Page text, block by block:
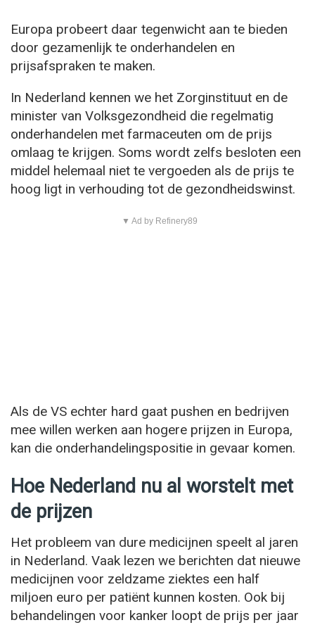
Europa probeert daar tegenwicht aan te bieden
door gezamenlijk te onderhandelen en
prijsafspraken te maken.
In Nederland kennen we het Zorginstituut en de
minister van Volksgezondheid die regelmatig
onderhandelen met farmaceuten om de prijs
omlaag te krijgen. Soms wordt zelfs besloten een
middel helemaal niet te vergoeden als de prijs te
hoog ligt in verhouding tot de gezondheidswinst.
▼ Ad by Refinery89
Als de VS echter hard gaat pushen en bedrijven
mee willen werken aan hogere prijzen in Europa,
kan die onderhandelingspositie in gevaar komen.
Hoe Nederland nu al worstelt met
de prijzen
Het probleem van dure medicijnen speelt al jaren
in Nederland. Vaak lezen we berichten dat nieuwe
medicijnen voor zeldzame ziektes een half
miljoen euro per patiënt kunnen kosten. Ook bij
behandelingen voor kanker loopt de prijs per jaar